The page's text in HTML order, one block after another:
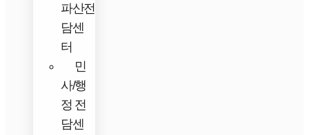
파산전
담센
터
민
사/행
정 전
담센